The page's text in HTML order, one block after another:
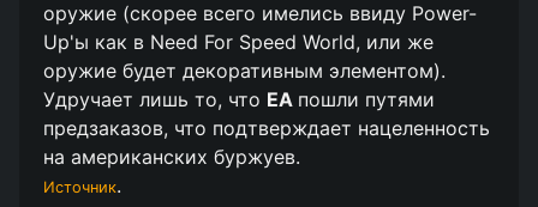
оружие (скорее всего имелись ввиду Power-
Up'ы как в Need For Speed World, или же
оружие будет декоративным элементом).
Удручает лишь то, что EA пошли путями
предзаказов, что подтверждает нацеленность
на американских буржуев.
Источник.